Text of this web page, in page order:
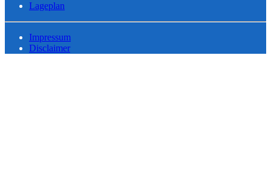
Lageplan
Impressum
Disclaimer